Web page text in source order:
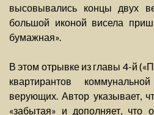
высовывались концы двух
большой иконой висела
бумажная».
В этом отрывке из главы 4-й
квартирантов
верующих. Автор указывает,
«забытая» и дополняет, что